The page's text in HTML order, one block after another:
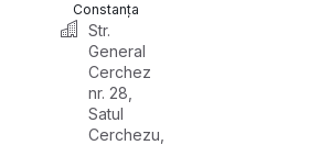
Constanța
Str.
General
Cerchez
nr. 28,
Satul
Cerchezu,